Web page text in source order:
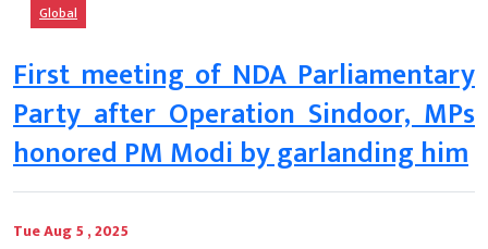
Global
First meeting of NDA Parliamentary
Party after Operation Sindoor, MPs
honored PM Modi by garlanding him
Tue Aug 5 , 2025